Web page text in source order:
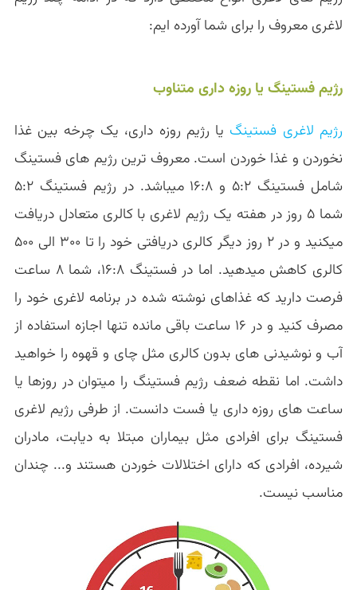
لاغری معروف را برای شما آورده ایم:
رژیم فستینگ یا روزه داری متناوب
رژیم لاغری فستینگ یا رژیم روزه داری، یک چرخه بین غذا
نخوردن و غذا خوردن است. معروف ترین رژیم های فستینگ
شامل فستینگ ۵:۲ و ۱۶:۸ میباشد. در رژیم فستینگ ۵:۲
شما ۵ روز در هفته یک رژیم لاغری با کالری متعادل دریافت
میکنید و در ۲ روز دیگر کالری دریافتی خود را تا ۳۰۰ الی ۵۰۰
کالری کاهش میدهید. اما در فستینگ ۱۶:۸، شما ۸ ساعت
فرصت دارید که غذاهای نوشته شده در برنامه لاغری خود را
مصرف کنید و در ۱۶ ساعت باقی مانده تنها اجازه استفاده از
آب و نوشیدنی های بدون کالری مثل چای و قهوه را خواهید
داشت. اما نقطه ضعف رژیم فستینگ را میتوان در روزها یا
ساعت های روزه داری یا فست دانست. از طرفی رژیم لاغری
فستینگ برای افرادی مثل بیماران مبتلا به دیابت، مادران
شیرده، افرادی که دارای اختلالات خوردن هستند و... چندان
مناسب نیست.